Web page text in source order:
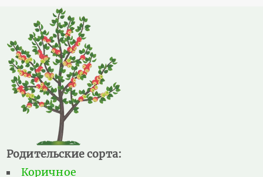
Родительские сорта:
Коричное